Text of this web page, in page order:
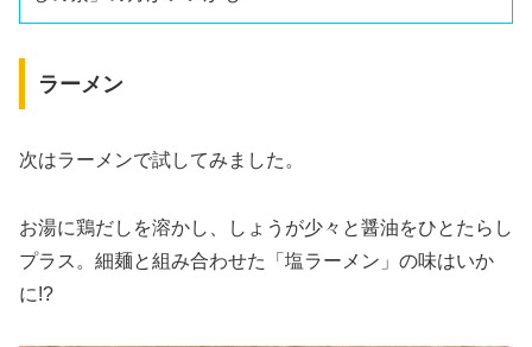
ラーメン
次はラーメンで試してみました。
お湯に鶏だしを溶かし、しょうが少々と醤油をひとたらし
プラス。細麺と組み合わせた「塩ラーメン」の味はいか
に!?